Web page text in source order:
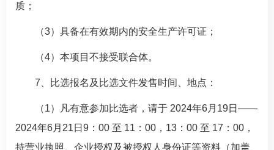
质；
（3）具备在有效期内的安全生产许可证；
（4）本项目不接受联合体。
7、比选报名及比选文件发售时间、地点：
（1）凡有意参加比选者，请于 2024年6月19日——
2024年6月21日9：00 至 11：00，13：00 至 17：00，
持营业执照、企业授权及被授权人身份证等资料（加盖